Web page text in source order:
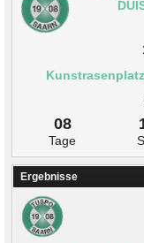
08
Tage
Ergebnisse